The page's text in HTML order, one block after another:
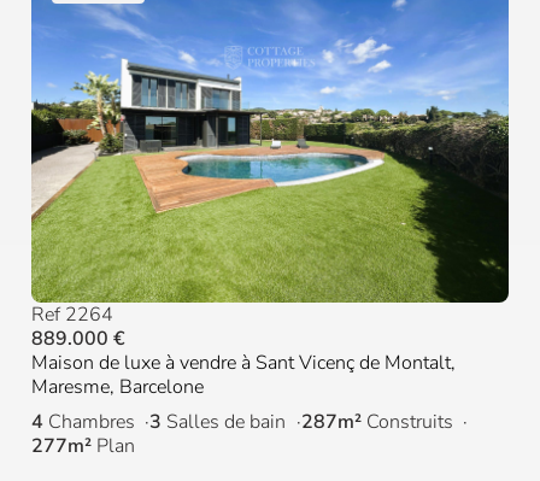
Ref 2264
889.000 €
Maison de luxe à vendre à Sant Vicenç de Montalt,
Maresme, Barcelone
4 Chambres 3 Salles de bain 287m² Construits
277m² Plan